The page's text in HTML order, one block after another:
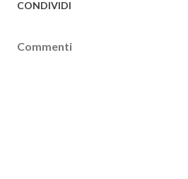
CONDIVIDI
Commenti